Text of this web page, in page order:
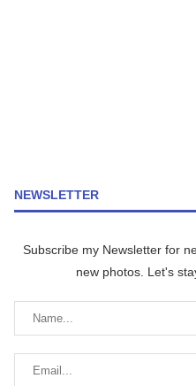
NEWSLETTER
Subscribe my Newsletter for
new photos. Let's